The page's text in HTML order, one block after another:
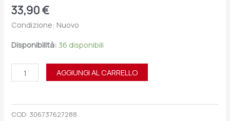
33,90€
Condizione: Nuovo
Disponibilità: 36 disponibili
AGGIUNGI AL CARRELLO
COD: 306737627288